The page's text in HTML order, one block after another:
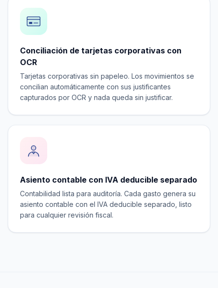
Conciliación de tarjetas corporativas con
OCR
Tarjetas corporativas sin papeleo. Los movimientos se
concilian automáticamente con sus justificantes
capturados por OCR y nada queda sin justificar.
Asiento contable con IVA deducible separado
Contabilidad lista para auditoría. Cada gasto genera su
asiento contable con el IVA deducible separado, listo
para cualquier revisión fiscal.